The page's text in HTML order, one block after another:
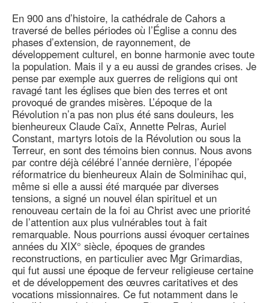
En 900 ans d’histoire, la cathédrale de Cahors a
traversé de belles périodes où l’Église a connu des
phases d’extension, de rayonnement, de
développement culturel, en bonne harmonie avec toute
la population. Mais il y a eu aussi de grandes crises. Je
pense par exemple aux guerres de religions qui ont
ravagé tant les églises que bien des terres et ont
provoqué de grandes misères. L’époque de la
Révolution n’a pas non plus été sans douleurs, les
bienheureux Claude Caïx, Annette Pelras, Auriel
Constant, martyrs lotois de la Révolution ou sous la
Terreur, en sont des témoins bien connus. Nous avons
par contre déjà célébré l’année dernière, l’épopée
réformatrice du bienheureux Alain de Solminihac qui,
même si elle a aussi été marquée par diverses
tensions, a signé un nouvel élan spirituel et un
renouveau certain de la foi au Christ avec une priorité
de l’attention aux plus vulnérables tout à fait
remarquable. Nous pourrions aussi évoquer certaines
années du XIX° siècle, époques de grandes
reconstructions, en particulier avec Mgr Grimardias,
qui fut aussi une époque de ferveur religieuse certaine
et de développement des œuvres caritatives et des
vocations missionnaires. Ce fut notamment dans le